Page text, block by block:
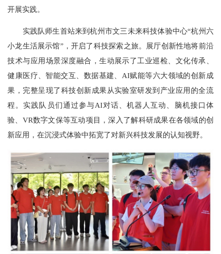
开展实践。
实践队师生首站来到杭州市文三未来科技体验中心“杭州六
小龙生活展示馆”，开启了科技探索之旅。展厅创新性地将前沿
技术与应用场景深度融合，生动展示了工业巡检、文化传承、
健康医疗、智能交互、数据基建、AI赋能等六大领域的创新成
果，完整呈现了科技创新成果从实验室研发到产业应用的全流
程。实践队员们通过参与AI对话、机器人互动、脑机接口体
验、VR数字文保等互动项目，深入了解科研成果在各领域的创
新应用，在沉浸式体验中拓宽了对新兴科技发展的认知视野。